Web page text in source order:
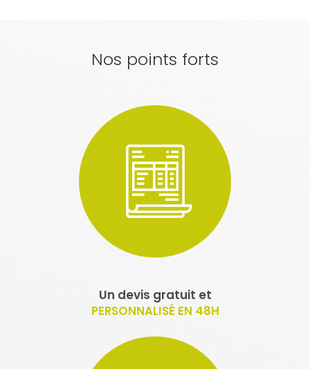
Nos points forts
Un devis gratuit et
PERSONNALISÉ EN 48H